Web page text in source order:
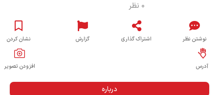
0 نظر
نوشتن نظر اشتراک گذاری گزارش نشان کردن
آدرس افزودن تصویر
درباره